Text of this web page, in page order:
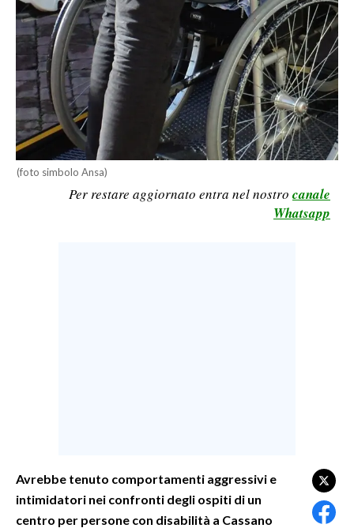
ECONOMIA
SERVIZI ALLE IMPRESE
LAVORO
BANDI
SPORT IN SARDEGNA
GOSSIP
(foto simbolo Ansa)
Per restare aggiornato entra nel nostro canale
Whatsapp
Avrebbe tenuto comportamenti aggressivi e
intimidatori nei confronti degli ospiti di un
centro per persone con disabilità a Cassano